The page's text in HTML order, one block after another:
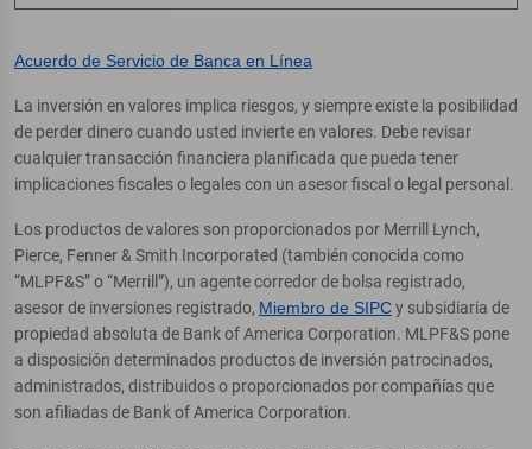
Acuerdo de Servicio de Banca en Línea
La inversión en valores implica riesgos, y siempre existe la posibilidad
de perder dinero cuando usted invierte en valores. Debe revisar
cualquier transacción financiera planificada que pueda tener
implicaciones fiscales o legales con un asesor fiscal o legal personal.
Los productos de valores son proporcionados por Merrill Lynch,
Pierce, Fenner & Smith Incorporated (también conocida como
“MLPF&S” o “Merrill”), un agente corredor de bolsa registrado,
asesor de inversiones registrado, Miembro de SIPCy subsidiaria de
propiedad absoluta de Bank of America Corporation. MLPF&S pone
a disposición determinados productos de inversión patrocinados,
administrados, distribuidos o proporcionados por compañías que
son afiliadas de Bank of America Corporation.